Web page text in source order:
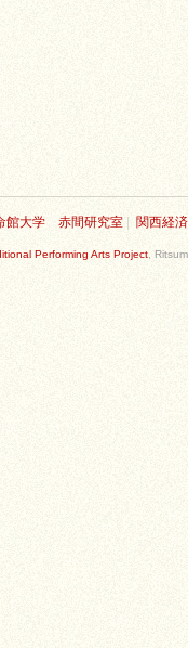
館大学 赤間研究室 関西経
Performing Arts Project ,